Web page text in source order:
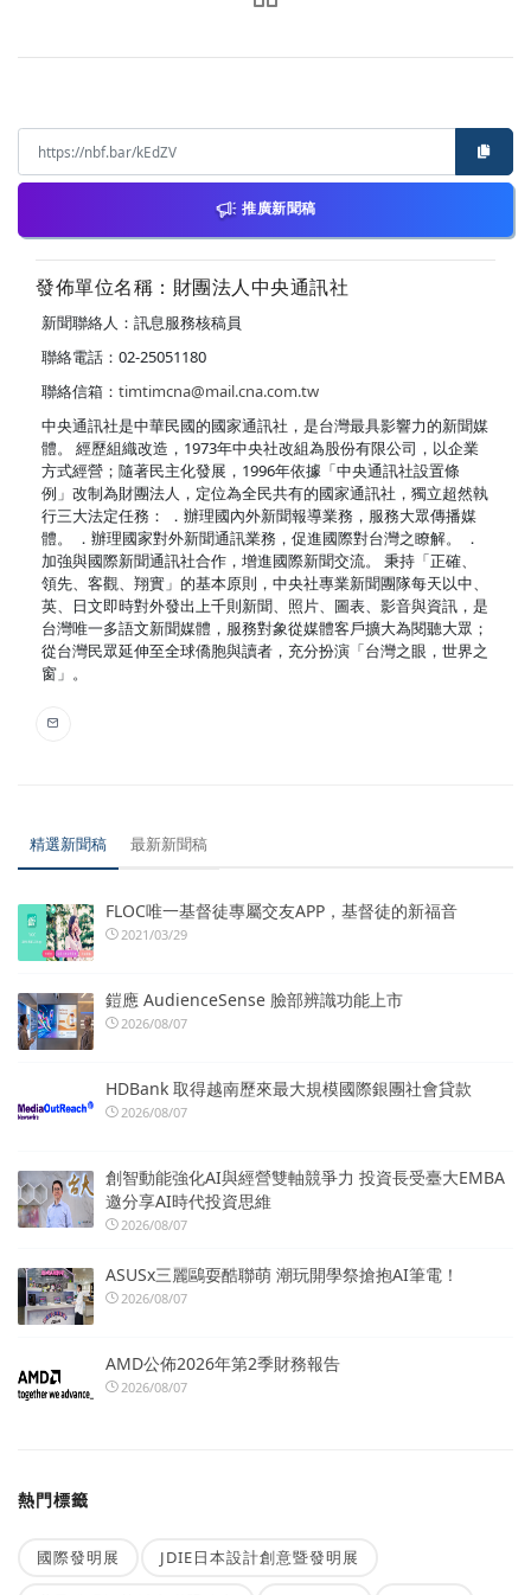
推廣新聞稿
發佈單位名稱：財團法人中央通訊社
新聞聯絡人：訊息服務核稿員
聯絡電話：02-25051180
聯絡信箱： timtimcna@mail.cna.com.tw
中央通訊社是中華民國的國家通訊社，是台灣最具影響力的新聞媒
體。 經歷組織改造，1973年中央社改組為股份有限公司，以企業
方式經營；隨著民主化發展，1996年依據「中央通訊社設置條
例」改制為財團法人，定位為全民共有的國家通訊社，獨立超然執
行三大法定任務： ．辦理國內外新聞報導業務，服務大眾傳播媒
體。 ．辦理國家對外新聞通訊業務，促進國際對台灣之瞭解。 ．
加強與國際新聞通訊社合作，增進國際新聞交流。 秉持「正確、
領先、客觀、翔實」的基本原則，中央社專業新聞團隊每天以中、
英、日文即時對外發出上千則新聞、照片、圖表、影音與資訊，是
台灣唯一多語文新聞媒體，服務對象從媒體客戶擴大為閱聽大眾；
從台灣民眾延伸至全球僑胞與讀者，充分扮演「台灣之眼，世界之
窗」。
精選新聞稿 最新新聞稿
FLOC唯一基督徒專屬交友APP，基督徒的新福音
2021/03/29
鎧應 AudienceSense 臉部辨識功能上市
2026/08/07
HDBank 取得越南歷來最大規模國際銀團社會貸款
2026/08/07
創智動能強化AI與經營雙軸競爭力 投資長受臺大EMBA
邀分享AI時代投資思維
2026/08/07
ASUSx三麗鷗耍酷聯萌 潮玩開學祭搶抱AI筆電！
2026/08/07
AMD公佈2026年第2季財務報告
2026/08/07
熱門標籤
國際發明展 JDIE日本設計創意暨發明展